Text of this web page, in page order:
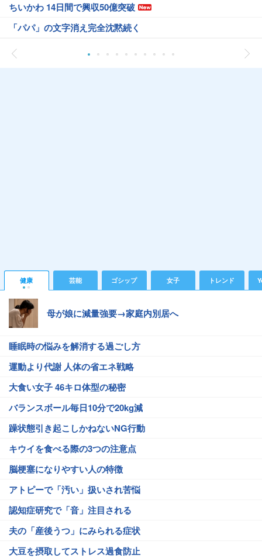
ちいかわ 14日間で興収50億突破
「パパ」の文字消え完全沈黙続く
健康 芸能 ゴシップ 女子 トレンド
母が娘に減量強要→家庭内別居へ
睡眠時の悩みを解消する過ごし方
運動より代謝 人体の省エネ戦略
大食い女子 46キロ体型の秘密
バランスボール毎日10分で20kg減
躁状態引き起こしかねないNG行動
キウイを食べる際の3つの注意点
脳梗塞になりやすい人の特徴
アトピーで「汚い」扱いされ苦悩
認知症研究で「音」注目される
夫の「産後うつ」にみられる症状
大豆を摂取してストレス過食防止